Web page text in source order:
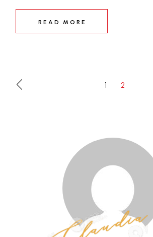
READ MORE
BEJEGYZÉSEK
1 2